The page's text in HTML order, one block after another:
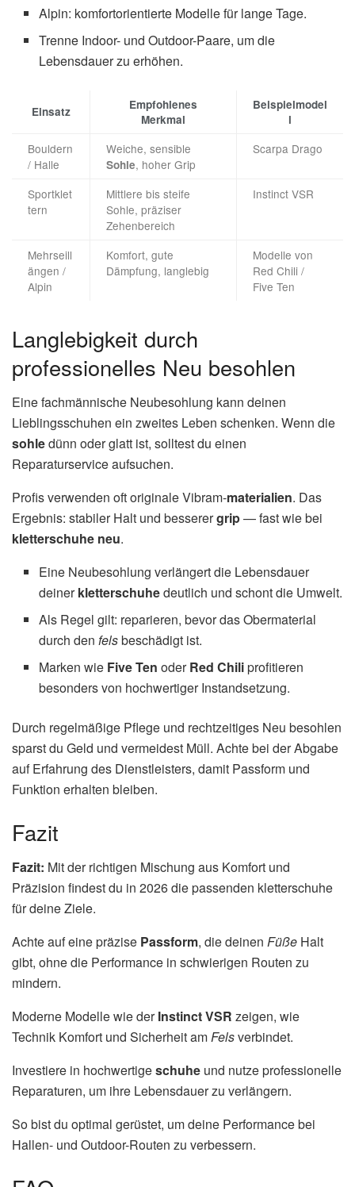
Alpin: komfortorientierte Modelle für lange Tage.
Trenne Indoor- und Outdoor-Paare, um die
Lebensdauer zu erhöhen.
Einsatz
Empfohlenes
Merkmal
Beispielmodel
l
Bouldern
/ Halle
Weiche, sensible
Sohle, hoher Grip
Scarpa Drago
Sportklet
tern
Mittlere bis steife
Sohle, präziser
Zehenbereich
Instinct VSR
Mehrseill
ängen /
Alpin
Komfort, gute
Dämpfung, langlebig
Modelle von
Red Chili /
Five Ten
Langlebigkeit durch
professionelles Neu besohlen
Eine fachmännische Neubesohlung kann deinen
Lieblingsschuhen ein zweites Leben schenken. Wenn die
sohledünn oder glatt ist, solltest du einen
Reparaturservice aufsuchen.
Profis verwenden oft originale Vibram-materialien. Das
Ergebnis: stabiler Halt und besserergrip— fast wie bei
kletterschuhe neu.
Eine Neubesohlung verlängert die Lebensdauer
deinerkletterschuhedeutlich und schont die Umwelt.
Als Regel gilt: reparieren, bevor das Obermaterial
durch denfelsbeschädigt ist.
Marken wie Five Ten oderRed Chiliprofitieren
besonders von hochwertiger Instandsetzung.
Durch regelmäßige Pflege und rechtzeitiges Neu besohlen
sparst du Geld und vermeidest Müll. Achte bei der Abgabe
auf Erfahrung des Dienstleisters, damit Passform und
Funktion erhalten bleiben.
Fazit
Fazit: Mit der richtigen Mischung aus Komfort und
Präzision findest du in 2026 die passenden kletterschuhe
für deine Ziele.
Achte auf eine präzise Passform, die deinen Füße Halt
gibt, ohne die Performance in schwierigen Routen zu
mindern.
Moderne Modelle wie derInstinct VSR zeigen, wie
Technik Komfort und Sicherheit amFelsverbindet.
Investiere in hochwertigeschuhe und nutze professionelle
Reparaturen, um ihre Lebensdauer zu verlängern.
So bist du optimal gerüstet, um deine Performance bei
Hallen- und Outdoor-Routen zu verbessern.